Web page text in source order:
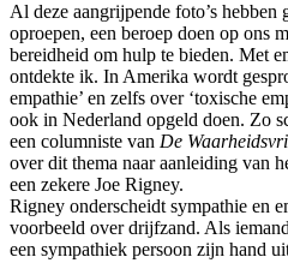
Al deze aangrijpende foto’s hebben
oproepen, een beroep doen op ons
bereidheid om hulp te bieden. Met
ontdekte ik. In Amerika wordt
empathie’ en zelfs over ‘toxische
ook in Nederland opgeld doen. Zo
een columniste van De
over dit thema naar aanleiding van
een zekere Joe Rigney.
Rigney onderscheidt sympathie en
voorbeeld over drijfzand. Als
een sympathiek persoon zijn hand